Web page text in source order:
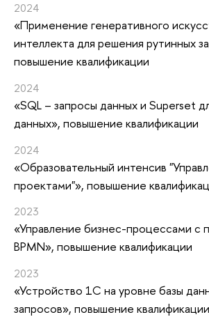
2024
«Применение генеративного
интеллекта для решения рутинных
повышение квалификации
2024
«SQL – запросы данных и Superset
данных», повышение квалификации
2024
«Образовательный интенсив
проектами"», повышение
2023
«Управление бизнес-процессами
BPMN», повышение квалификации
2023
«Устройство 1С на уровне базы
запросов», повышение квалификации